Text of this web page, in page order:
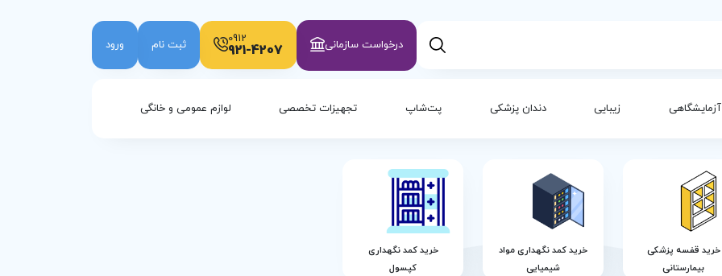
درخواست سازمانی 0912
921-4207 ثبت نام ورود
آزمایشگاهی زیبایی دندان پزشکی پت‌شاپ تجهیزات تخصصی لوازم عمومی و خانگی
خرید قفسه پزشکی
بیمارستانی
خرید کمد نگهداری مواد
شیمیایی
خرید کمد نگهداری
کپسول